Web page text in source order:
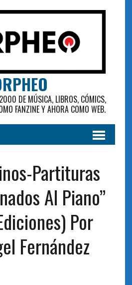
DE MÚSICA, LIBROS, CÓMICS,
FANZINE Y AHORA COMO WEB.
Partituras
Al Piano”
Por
Fernández